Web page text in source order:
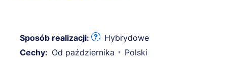
Sposób realizacji:
Hybrydowe
Cechy: Od października Polski